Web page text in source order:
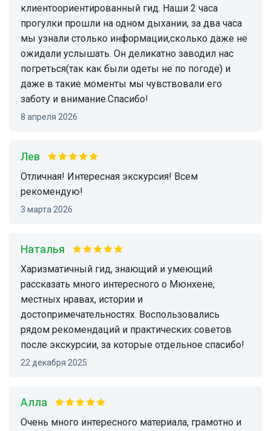
клиентоориентированный гид. Наши 2 часа
прогулки прошли на одном дыхании, за два часа
мы узнали столько информации,сколько даже не
ожидали услышать. Он деликатно заводил нас
погреться(так как были одеты не по погоде) и
даже в такие моменты мы чувствовали его
заботу и внимание.Спасибо!
8 апреля 2026
Лев
Отличная! Интересная экскурсия! Всем
рекомендую!
3 марта 2026
Наталья
Харизматичный гид, знающий и умеющий
рассказать много интересного о Мюнхене,
местных нравах, истории и
достопримечательностях. Воспользовались
рядом рекомендаций и практических советов
после экскурсии, за которые отдельное спасибо!
22 декабря 2025
Алла
Очень много интересного материала, грамотно и